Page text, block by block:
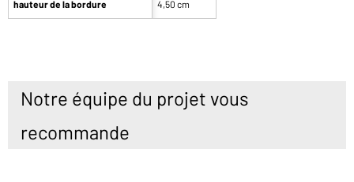
hauteur de la bordure 4,50 cm
Notre équipe du projet vous
recommande